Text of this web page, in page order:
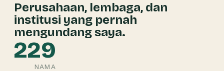
Perusahaan, lembaga, dan
institusi yang pernah
mengundang saya.
229
NAMA